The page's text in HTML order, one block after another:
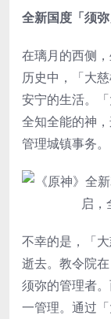
全新国度「须
在璃月的西侧
历史中，「大
安宁的生活。
全知全能的神
管理城镇事务。
不幸的是，「
逝去。教令院
须弥的管理者
一管理。通过